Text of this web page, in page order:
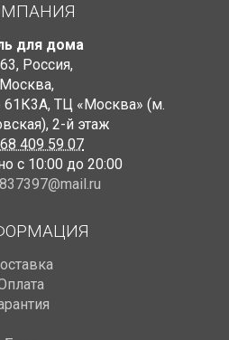
для дома
, Россия,
Москва,
ТЦ «Москва» (м.
, 2-й этаж
409 59 07
с 10:00 до 20:00